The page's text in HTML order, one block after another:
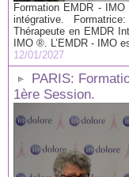
Formation EMDR -
intégrative.
Thérapeute en EMDR
IMO ®. L’EMDR - IMO
12/01/2027
PARIS:
1ère Session.